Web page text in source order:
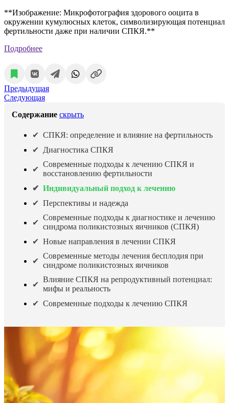
**Изображение: Микрофотография здорового ооцита в
окружении кумулюсных клеток, символизирующая потенциал
фертильности даже при наличии СПКЯ.**
Подробнее
Предыдущая
Следующая
Содержание скрыть
СПКЯ: определение и влияние на фертильность
Диагностика СПКЯ
Современные подходы к лечению СПКЯ и
восстановлению фертильности
Индивидуальный подход к лечению
Перспективы и надежда
Современные подходы к диагностике и лечению
синдрома поликистозных яичников (СПКЯ)
Новые направления в лечении СПКЯ
Современные методы лечения бесплодия при
синдроме поликистозных яичников
Влияние СПКЯ на репродуктивный потенциал:
мифы и реальность
Современные подходы к лечению СПКЯ